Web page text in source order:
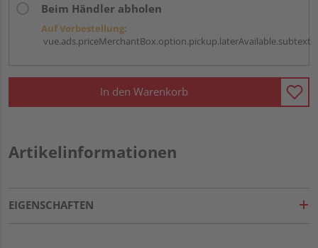
Beim Händler abholen
Auf Vorbestellung:
vue.ads.priceMerchantBox.option.pickup.laterAvailable.subtext
In den Warenkorb
Artikelinformationen
EIGENSCHAFTEN